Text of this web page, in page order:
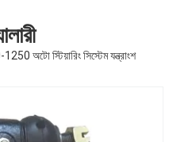
অটো স্টিয়ারিং সিস্টেম যন্ত্রাংশ